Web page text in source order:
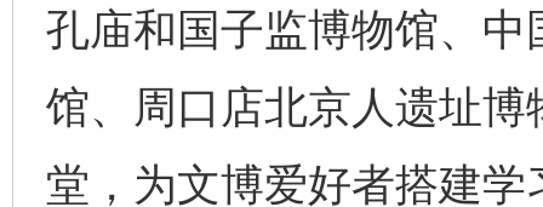
孔庙和国子监博物馆、
馆、周口店北京人遗址
堂，为文博爱好者搭建